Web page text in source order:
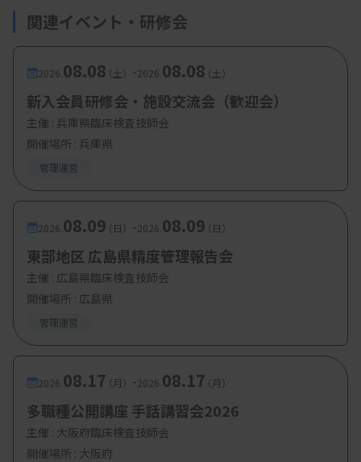
看護師：安藝美奈先生（医療法人尚和会宝塚
第一病院 HuMA）
14：20～14：30 ～～休憩～～
・講演3：災害支援への誘い
臨床検査技師：湊宏美先生（兵庫医科大学病
院）
・講演4：自分たちの病院が被災したら-受援につい
医師：夏川知輝先生（淀川キリスト病院
HuMA）
・お知らせ 班長より連絡事項
【参加費・定員など】
・会費：500円
関連イベント・研修会
2026. 08.08（土） -2026. 08.08（土）
新入会員研修会・施設交流会（歓迎会）
主催 : 兵庫県臨床検査技師会
開催場所 : 兵庫県
管理運営
2026. 08.09（日） -2026. 08.09（日）
東部地区 広島県精度管理報告会
主催 : 広島県臨床検査技師会
開催場所 : 広島県
管理運営
2026. 08.17（月） -2026. 08.17（月）
多職種公開講座 手話講習会2026
主催 : 大阪府臨床検査技師会
開催場所 : 大阪府